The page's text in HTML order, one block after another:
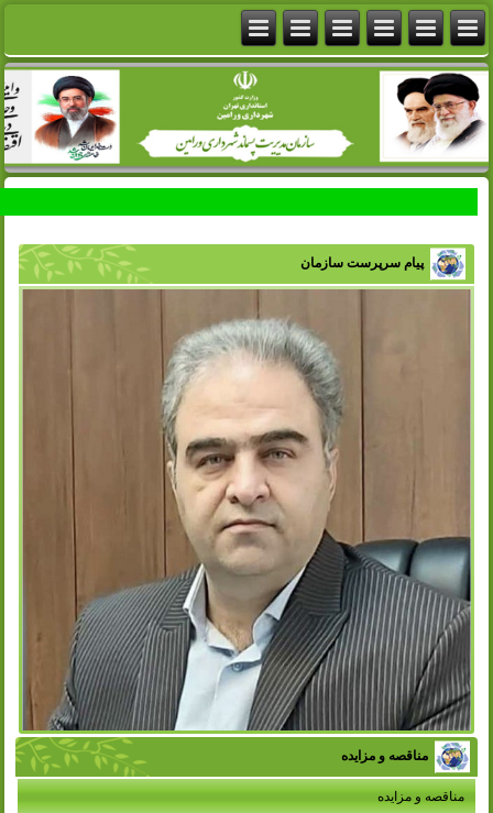
پیام سرپرست سازمان
مناقصه و مزایده
مناقصه و مزایده